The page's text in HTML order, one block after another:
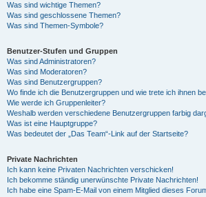
Was sind wichtige Themen?
Was sind geschlossene Themen?
Was sind Themen-Symbole?
Benutzer-Stufen und Gruppen
Was sind Administratoren?
Was sind Moderatoren?
Was sind Benutzergruppen?
Wo finde ich die Benutzergruppen und wie trete ich ihnen
Wie werde ich Gruppenleiter?
Weshalb werden verschiedene Benutzergruppen farbig
Was ist eine Hauptgruppe?
Was bedeutet der „Das Team“-Link auf der Startseite?
Private Nachrichten
Ich kann keine Privaten Nachrichten verschicken!
Ich bekomme ständig unerwünschte Private Nachrichten!
Ich habe eine Spam-E-Mail von einem Mitglied dieses